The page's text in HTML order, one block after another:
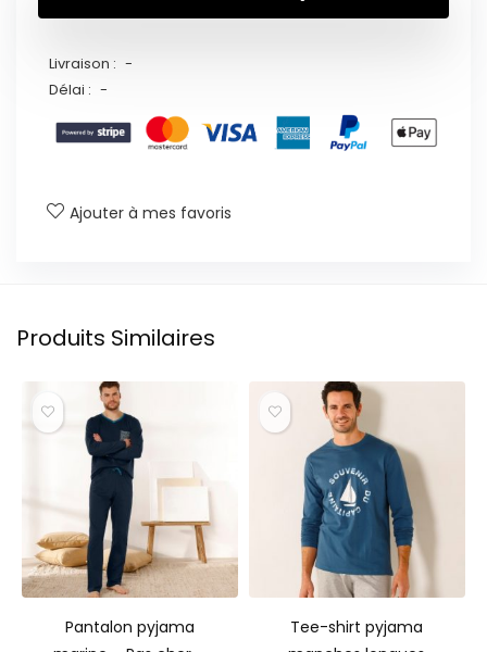
Livraison : -
Délai : -
Ajouter à mes favoris
Produits Similaires
Pantalon pyjama
Tee-shirt pyjama